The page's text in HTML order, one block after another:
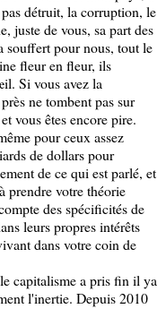
détruit, la corruption, le
juste de vous, sa part des
souffert pour nous, tout le
fleur en fleur, ils
Si vous avez la
ne tombent pas sur
vous êtes encore pire.
pour ceux assez
de dollars pour
de ce qui est parlé, et
prendre votre théorie
des spécificités de
leurs propres intérêts
dans votre coin de
capitalisme a pris fin il ya
l'inertie. Depuis 2010